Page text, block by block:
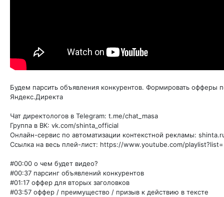
Будем парсить объявления конкурентов. Формировать офферы
Яндекс.Директа
Чат директологов в Telegram: t.me/chat_masa
Группа в ВК: vk.com/shinta_official
Онлайн-сервис по автоматизации контекстной рекламы:
Ссылка на весь плей-лист: https://www.youtube.com/
#00:00 о чем будет видео?
#00:37 парсинг объявлений конкурентов
#01:17 оффер для вторых заголовков
#03:57 оффер / преимущество / призыв к действию в тексте